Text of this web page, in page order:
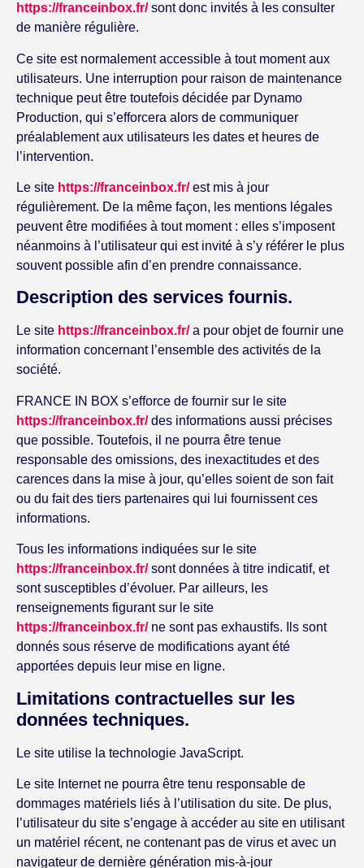
https://franceinbox.fr/sont donc invités à les consulter
de manière régulière.
Ce site est normalement accessible à tout moment aux
utilisateurs. Une interruption pour raison de maintenance
technique peut être toutefois décidée par Dynamo
Production, qui s’efforcera alors de communiquer
préalablement aux utilisateurs les dates et heures de
l’intervention.
Le site https://franceinbox.fr/est mis à jour
régulièrement. De la même façon, les mentions légales
peuvent être modifiées à tout moment : elles s’imposent
néanmoins à l’utilisateur qui est invité à s’y référer le plus
souvent possible afin d’en prendre connaissance.
Description des services fournis.
Le site https://franceinbox.fr/a pour objet de fournir une
information concernant l’ensemble des activités de la
société.
FRANCE IN BOX s’efforce de fournir sur le site
https://franceinbox.fr/des informations aussi précises
que possible. Toutefois, il ne pourra être tenue
responsable des omissions, des inexactitudes et des
carences dans la mise à jour, qu’elles soient de son fait
ou du fait des tiers partenaires qui lui fournissent ces
informations.
Tous les informations indiquées sur le site
https://franceinbox.fr/sont données à titre indicatif, et
sont susceptibles d’évoluer. Par ailleurs, les
renseignements figurant sur le site
https://franceinbox.fr/ne sont pas exhaustifs. Ils sont
donnés sous réserve de modifications ayant été
apportées depuis leur mise en ligne.
Limitations contractuelles sur les
données techniques.
Le site utilise la technologie JavaScript.
Le site Internet ne pourra être tenu responsable de
dommages matériels liés à l’utilisation du site. De plus,
l’utilisateur du site s’engage à accéder au site en utilisant
un matériel récent, ne contenant pas de virus et avec un
navigateur de dernière génération mis-à-jour